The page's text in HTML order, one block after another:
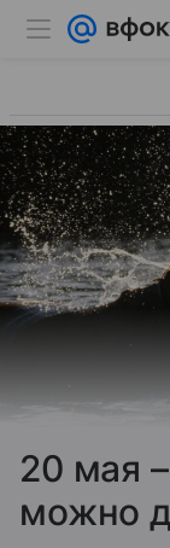
20 мая
можно